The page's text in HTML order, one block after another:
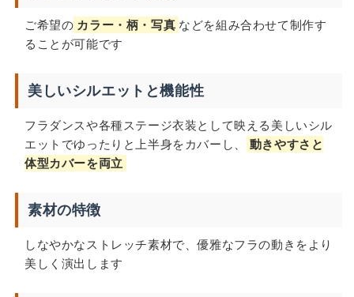
ご希望の カラー・柄・写真 などを組み合わせて制作す
ることが可能です
美しいシルエットと機能性
フラダンスや各種ステージ衣装として映える美しいシル
エットでゆったりと上半身をカバーし、
動きやすさと
体型カバーを両立
素材の特徴
しなやかなストレッチ素材で、優雅なフラの動きをより
美しく演出します